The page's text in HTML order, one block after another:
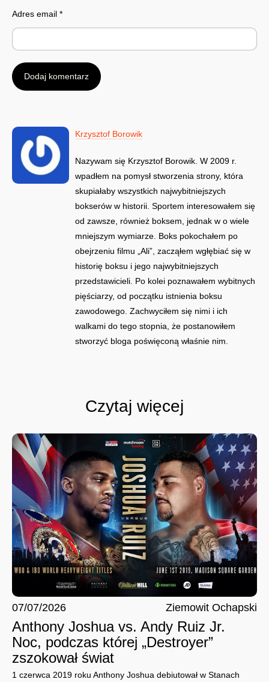
Adres email *
Krzysztof Borowik
Nazywam się Krzysztof Borowik. W 2009 r.
wpadłem na pomysł stworzenia strony, która
skupiałaby wszystkich najwybitniejszych
bokserów w historii. Sportem interesowałem się
od zawsze, również boksem, jednak w o wiele
mniejszym wymiarze. Boks pokochałem po
obejrzeniu filmu „Ali”, zacząłem wgłębiać się w
historię boksu i jego najwybitniejszych
przedstawicieli. Po kolei poznawałem wybitnych
pięściarzy, od początku istnienia boksu
zawodowego. Zachwyciłem się nimi i ich
walkami do tego stopnia, że postanowiłem
stworzyć bloga poświęconą właśnie nim.
Czytaj więcej
07/07/2026 Ziemowit Ochapski
Anthony Joshua vs. Andy Ruiz Jr.
Noc, podczas której „Destroyer”
zszokował świat
1 czerwca 2019 roku Anthony Joshua debiutował w Stanach